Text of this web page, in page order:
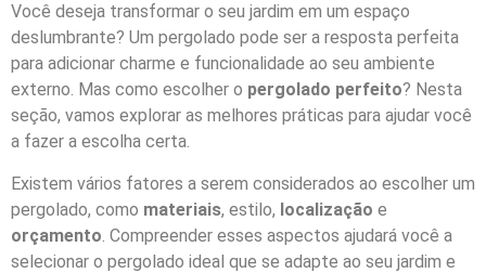
Você deseja transformar o seu jardim em um espaço
deslumbrante? Um pergolado pode ser a resposta perfeita
para adicionar charme e funcionalidade ao seu ambiente
externo. Mas como escolher o pergolado perfeito? Nesta
seção, vamos explorar as melhores práticas para ajudar você
a fazer a escolha certa.
Existem vários fatores a serem considerados ao escolher um
pergolado, como materiais, estilo, localização e
orçamento . Compreender esses aspectos ajudará você a
selecionar o pergolado ideal que se adapte ao seu jardim e